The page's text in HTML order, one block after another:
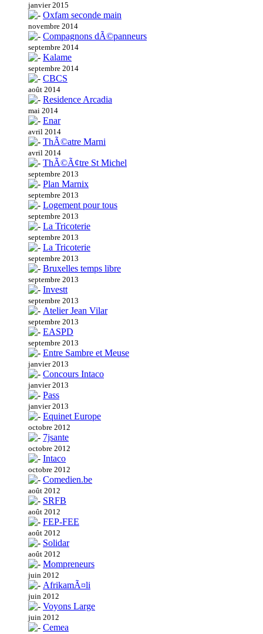
janvier 2015
Oxfam seconde main
novembre 2014
Compagnons dÃ©panneurs
septembre 2014
Kalame
septembre 2014
CBCS
août 2014
Residence Arcadia
mai 2014
Enar
avril 2014
ThÃ©atre Marni
avril 2014
ThÃ©Ã¢tre St Michel
septembre 2013
Plan Marnix
septembre 2013
Logement pour tous
septembre 2013
La Tricoterie
septembre 2013
La Tricoterie
septembre 2013
Bruxelles temps libre
septembre 2013
Investt
septembre 2013
Atelier Jean Vilar
septembre 2013
EASPD
septembre 2013
Entre Sambre et Meuse
janvier 2013
Concours Intaco
janvier 2013
Pass
janvier 2013
Equinet Europe
octobre 2012
7jsante
octobre 2012
Intaco
octobre 2012
Comedien.be
août 2012
SRFB
août 2012
FEP-FEE
août 2012
Solidar
août 2012
Mompreneurs
juin 2012
AfrikamÃ¤li
juin 2012
Voyons Large
juin 2012
Cemea